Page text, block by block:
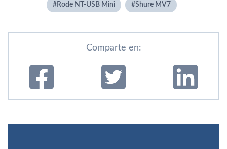
Rode NT-USB Mini Shure MV7
Comparte en: